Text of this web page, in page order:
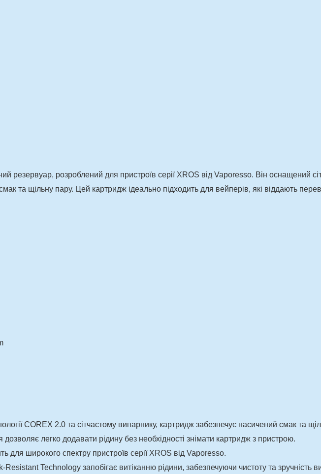
резервуар, розроблений для пристроїв серії XROS від Vaporesso. Він оснащений
та щільну пару. Цей картридж ідеально підходить для вейперів, які віддають
COREX 2.0 та сітчастому випарнику, картридж забезпечує насичений смак та
легко додавати рідину без необхідності знімати картридж з пристрою.
для широкого спектру пристроїв серії XROS від Vaporesso.
Resistant Technology запобігає витіканню рідини, забезпечуючи чистоту та зручність